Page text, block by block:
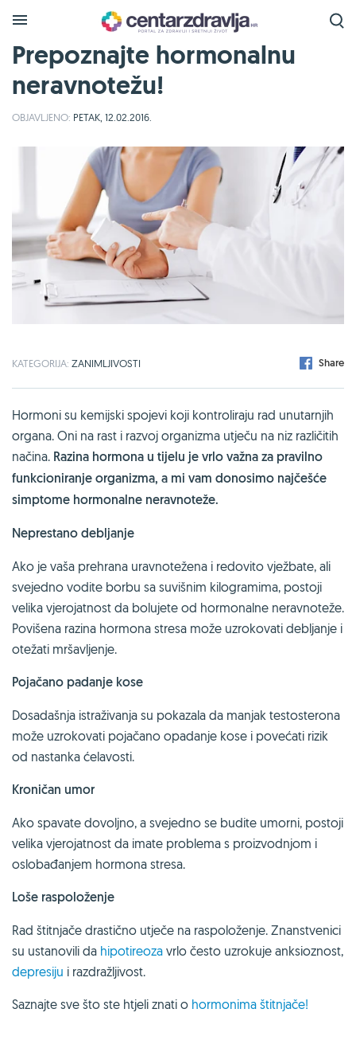
Prepoznajte hormonalnu
neravnotežu!
OBJAVLJENO: PETAK, 12.02.2016.
KATEGORIJA: ZANIMLJIVOSTI Share
Hormoni su kemijski spojevi koji kontroliraju rad unutarnjih
organa. Oni na rast i razvoj organizma utječu na niz različitih
načina. Razina hormona u tijelu je vrlo važna za pravilno
funkcioniranje organizma, a mi vam donosimo najčešće
simptome hormonalne neravnoteže.
Neprestano debljanje
Ako je vaša prehrana uravnotežena i redovito vježbate, ali
svejedno vodite borbu sa suvišnim kilogramima, postoji
velika vjerojatnost da bolujete od hormonalne neravnoteže.
Povišena razina hormona stresa može uzrokovati debljanje i
otežati mršavljenje.
Pojačano padanje kose
Dosadašnja istraživanja su pokazala da manjak testosterona
može uzrokovati pojačano opadanje kose i povećati rizik
od nastanka ćelavosti.
Kroničan umor
Ako spavate dovoljno, a svejedno se budite umorni, postoji
velika vjerojatnost da imate problema s proizvodnjom i
oslobađanjem hormona stresa.
Loše raspoloženje
Rad štitnjače drastično utječe na raspoloženje. Znanstvenici
su ustanovili da hipotireoza vrlo često uzrokuje anksioznost,
depresiju i razdražljivost.
Saznajte sve što ste htjeli znati o hormonima štitnjače!